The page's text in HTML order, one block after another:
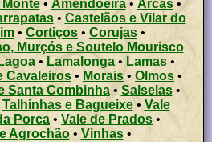
• Amendoeira• Arcas•
• Castelãos e Vilar do
• Cortiços • Corujas •
Murçós e Soutelo Mourisco
Lagoa•Lamalonga• Lamas•
Cavaleiros • Morais• Olmos•
Santa Combinha •Salselas•
Talhinhas e Bagueixe • Vale
Porca • Vale de Prados •
Agrochão• Vinhas•